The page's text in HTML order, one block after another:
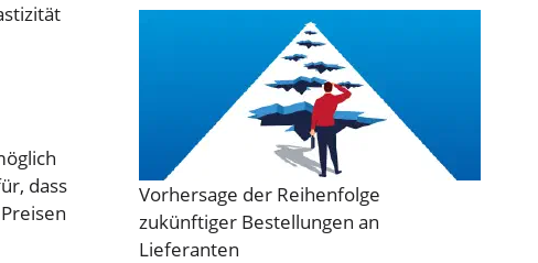
dass
Vorhersage der Reihenfolge
zukünftiger Bestellungen an
Lieferanten